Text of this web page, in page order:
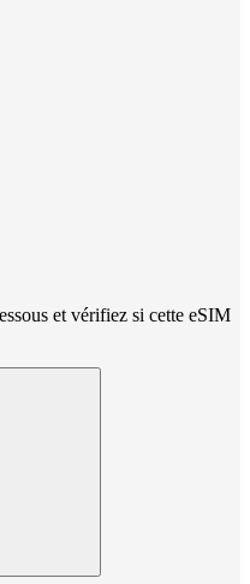
et vérifiez si cette eSIM